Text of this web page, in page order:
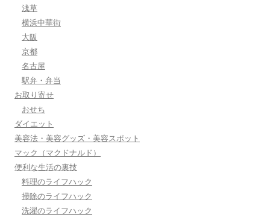
浅草
横浜中華街
大阪
京都
名古屋
駅弁・弁当
お取り寄せ
おせち
ダイエット
美容法・美容グッズ・美容スポット
マック（マクドナルド）
便利な生活の裏技
料理のライフハック
掃除のライフハック
洗濯のライフハック